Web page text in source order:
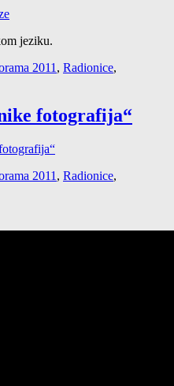
jeziku.
2011 , Radionice,
fotografija“
2011 , Radionice,